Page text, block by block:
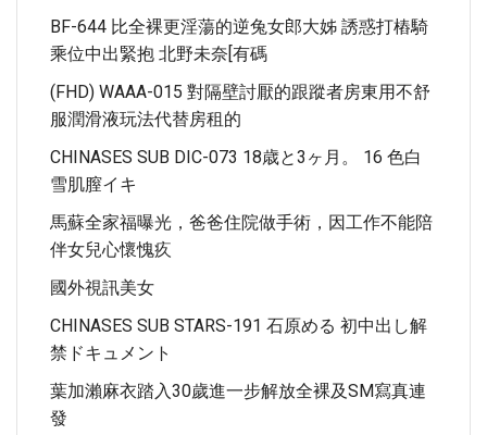
BF-644 比全裸更淫蕩的逆兔女郎大姊 誘惑打樁騎
乘位中出緊抱 北野未奈[有碼
(FHD) WAAA-015 對隔壁討厭的跟蹤者房東用不舒
服潤滑液玩法代替房租的
CHINASES SUB DIC-073 18歳と3ヶ月。 16 色白
雪肌膣イキ
馬蘇全家福曝光，爸爸住院做手術，因工作不能陪
伴女兒心懷愧疚
國外視訊美女
CHINASES SUB STARS-191 石原める 初中出し解
禁ドキュメント
葉加瀨麻衣踏入30歲進一步解放全裸及SM寫真連
發